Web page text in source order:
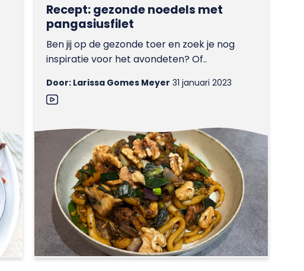
Recept: gezonde noedels met
pangasiusfilet
Ben jij op de gezonde toer en zoek je nog
inspiratie voor het avondeten? Of..
Door: Larissa Gomes Meyer 31 januari 2023